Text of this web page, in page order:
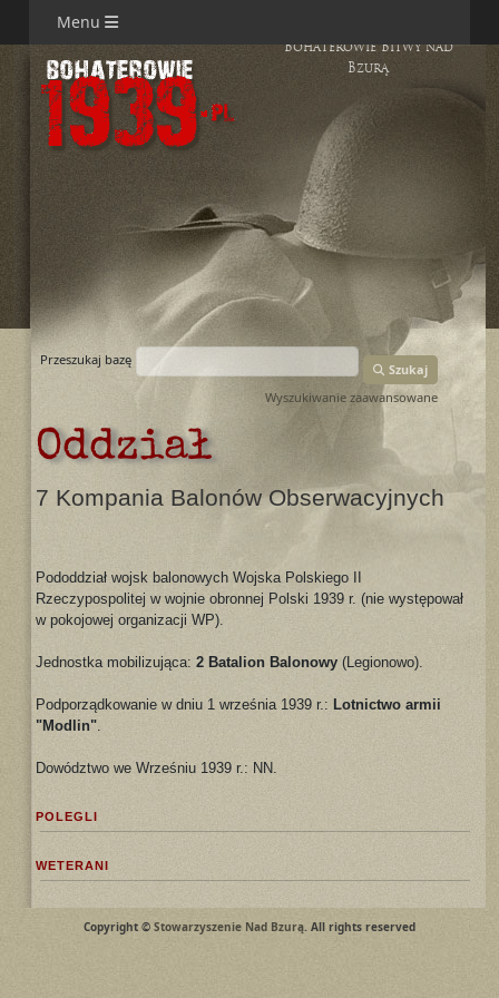
Menu
Bohaterowie Bitwy nad
Bzurą
Przeszukaj bazę
Szukaj
Wyszukiwanie zaawansowane
Oddział
7 Kompania Balonów Obserwacyjnych
Pododdział wojsk balonowych Wojska Polskiego II
Rzeczypospolitej w wojnie obronnej Polski 1939 r. (nie występował
w pokojowej organizacji WP).
Jednostka mobilizująca: 2 Batalion Balonowy (Legionowo).
Podporządkowanie w dniu 1 września 1939 r.: Lotnictwo armii
"Modlin".
Dowództwo we Wrześniu 1939 r.: NN.
POLEGLI
WETERANI
Copyright © Stowarzyszenie Nad Bzurą. All rights reserved